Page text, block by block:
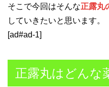
そこで今回はそんな正露丸
していきたいと思います。
[ad#ad-1]
正露丸はどんな